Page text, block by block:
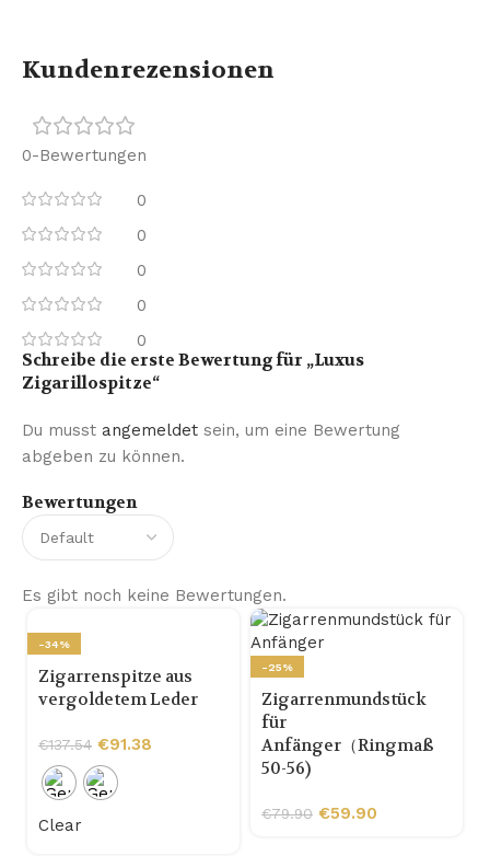
Kundenrezensionen
0-Bewertungen
0
0
0
0
0
Bewertungen
Es gibt noch keine Bewertungen.
Schreibe die erste Bewertung für „Luxus
Zigarillospitze“
Du musst angemeldet sein, um eine Bewertung
abgeben zu können.
-34%
Zigarrenspitze aus
vergoldetem Leder
€137.54 €91.38
Clear
-25%
Zigarrenmundstück
für
Anfänger（Ringmaß
50-56)
€79.90 €59.90